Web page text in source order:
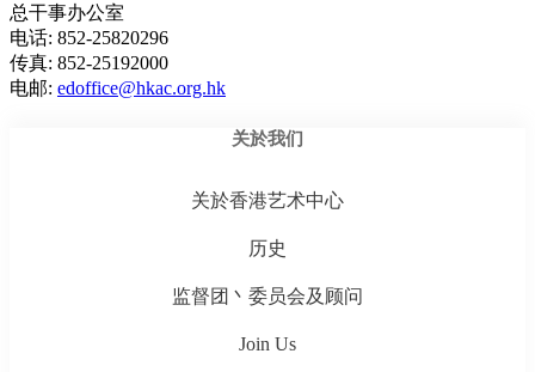
总干事办公室
电话: 852-25820296
传真: 852-25192000
电邮: edoffice@hkac.org.hk
关於我们
关於香港艺术中心
历史
监督团丶委员会及顾问
Join Us